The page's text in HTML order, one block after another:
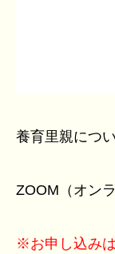
養育里親につ
ZOOM（オン
※お申し込み